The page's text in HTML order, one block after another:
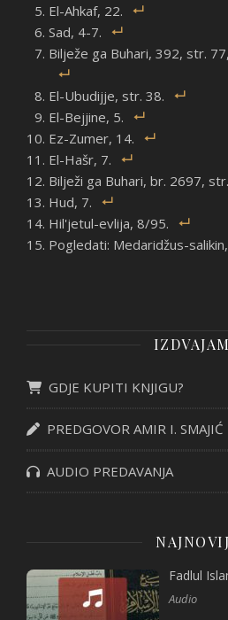
El-Ahkaf, 22.
Sad, 4-7.
Bilježe ga Buhari, 392, str.
El-Ubudijje, str. 38.
El-Bejjine, 5.
Ez-Zumer, 14.
El-Hašr, 7.
Bilježi ga Buhari, br. 2697,
Hud, 7.
Hil'jetul-evlija, 8/95.
Pogledati: Medaridžus-
GDJE KUPITI KNJIGU?
PREDGOVOR AMIR I. SMAJIĆ
AUDIO PREDAVANJA
Fadlul
Audio